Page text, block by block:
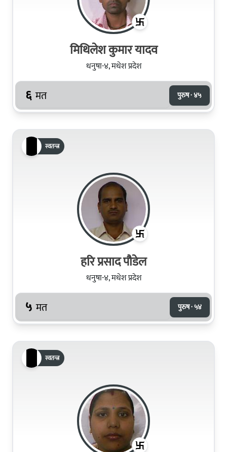
मिथिलेश कुमार यादव
धनुषा-४, मधेश प्रदेश
६ मत पुरुष · ४५
स्वतन्त्र
हरि प्रसाद पौडेल
धनुषा-४, मधेश प्रदेश
५ मत पुरुष · ५४
स्वतन्त्र